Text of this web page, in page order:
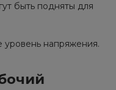
быть подняты для
напряжения.